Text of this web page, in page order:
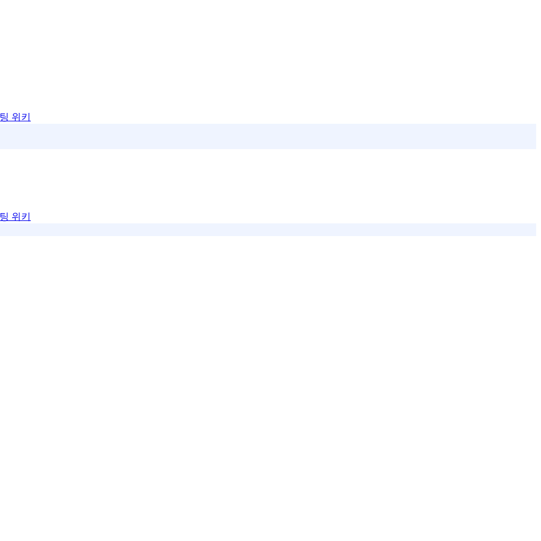
위키
위키